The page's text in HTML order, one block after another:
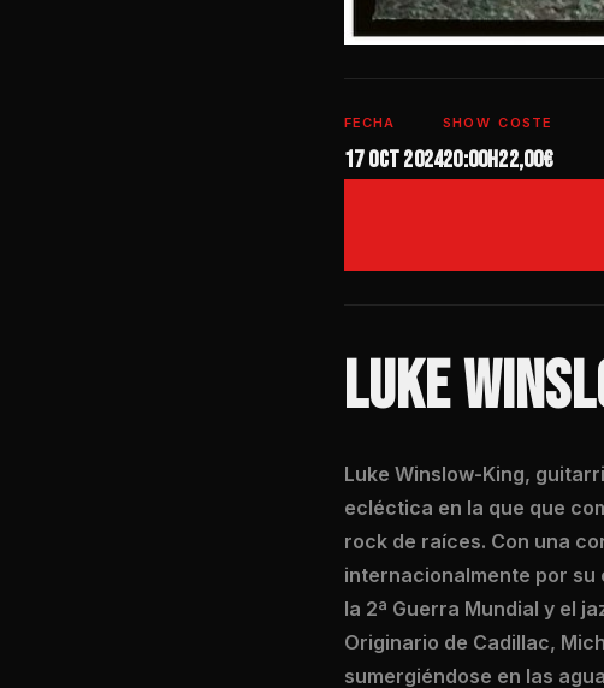
FECHA
17 oct 2024
SHOW
20:00h
COSTE
22,00€
LUKE
Luke Winslow-King,
ecléctica en la que que
rock de raíces. Con una
internacionalmente por
la 2ª Guerra Mundial y el
Originario de Cadillac,
sumergiéndose en las